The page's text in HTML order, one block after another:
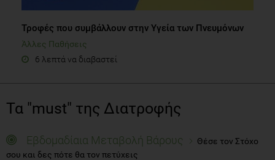
Τροφές που συμβάλλουν στην Υγεία των Πνευμόνων
Άλλες Παθήσεις
6 λεπτά να διαβαστεί
Τα "must" της Διατροφής
Εβδομαδίαια Μεταβολή Βάρους
Θέσε τον Στόχο
σου και δες πότε θα τον πετύχεις